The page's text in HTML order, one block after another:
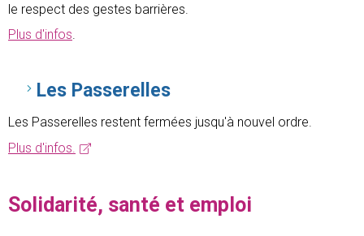
le respect des gestes barrières.
Plus d'infos.
Les Passerelles
Les Passerelles restent fermées jusqu'à nouvel ordre.
Plus d'infos.
Solidarité, santé et emploi